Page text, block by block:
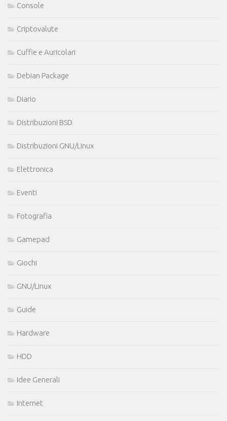
Console
Criptovalute
Cuffie e Auricolari
Debian Package
Diario
Distribuzioni BSD
Distribuzioni GNU/Linux
Elettronica
Eventi
Fotografia
Gamepad
Giochi
GNU/Linux
Guide
Hardware
HDD
Idee Generali
Internet